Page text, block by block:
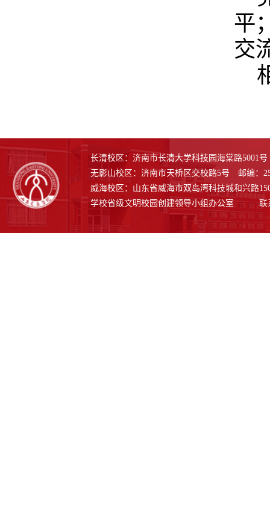
平
交
长清校区：济南市长清大学科技园海棠路5001号
无影山校区：济南市天桥区交校路5号 邮编：
威海校区：山东省威海市双岛湾科技城和兴路
学校省级文明校园创建领导小组办公室 联系